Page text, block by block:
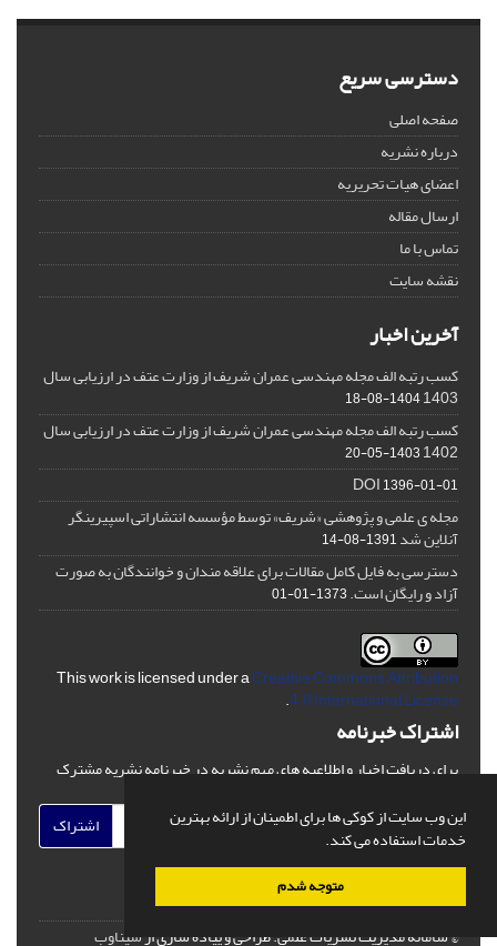
این وب سایت از کوکی ها برای اطمینان از ارائه بهترین
خدمات استفاده می کند.
متوجه شدم
دسترسی سریع
صفحه اصلی
درباره نشریه
اعضای هیات تحریریه
ارسال مقاله
تماس با ما
نقشه سایت
آخرین اخبار
کسب رتبه الف مجله مهندسی عمران شریف از وزارت عتف در ارزیابی سال
1403
1404-08-18
کسب رتبه الف مجله مهندسی عمران شریف از وزارت عتف در ارزیابی سال
1402
1403-05-20
DOI1396-01-01
مجله ی علمی و پژوهشی «شریف» توسط مؤسسه انتشاراتی اسپیرینگر
آنلاین شد1391-08-14
دسترسی به فایل کامل مقالات برای علاقه مندان و خوانندگان به صورت
آزاد و رایگان است.1373-01-01
This work is licensed under aCreative Commons Attribution
4.0 International License
.
اشتراک خبرنامه
برای دریافت اخبار و اطلاعیه های مهم نشریه در خبرنامه نشریه مشترک
اشتراک
© سامانه مدیریت نشریات علمی.طراحی و پیاده سازی ازسیناوب